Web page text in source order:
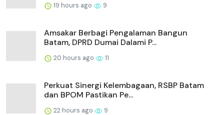
19 hours ago 9
Amsakar Berbagi Pengalaman Bangun
Batam, DPRD Dumai Dalami P...
20 hours ago 11
Perkuat Sinergi Kelembagaan, RSBP Batam
dan BPOM Pastikan Pe...
22 hours ago 9